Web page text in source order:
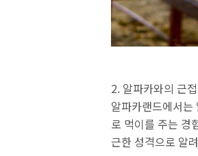
2. 알파카와의 근
알파카랜드에서는
로 먹이를 주는 경
근한 성격으로 알